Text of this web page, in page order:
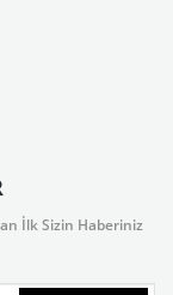
İlk Sizin Haberiniz